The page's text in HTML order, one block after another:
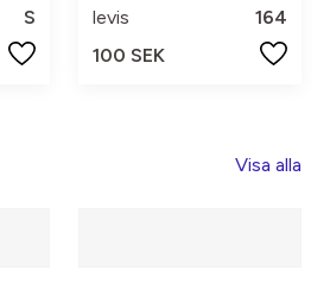
S
levis
164
100 SEK
Visa alla